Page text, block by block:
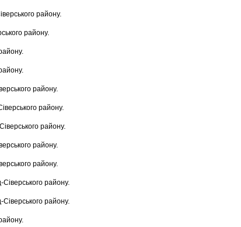
району.
району.
району.
району.
району.
району.
району.
району.
району.